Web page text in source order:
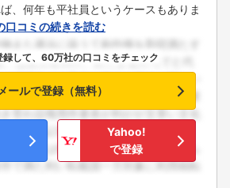
、何年も平社員というケースもありま
口コミの続きを読む
録して、60万社の口コミをチェック
メールで登録（無料）
Yahoo!
で登録